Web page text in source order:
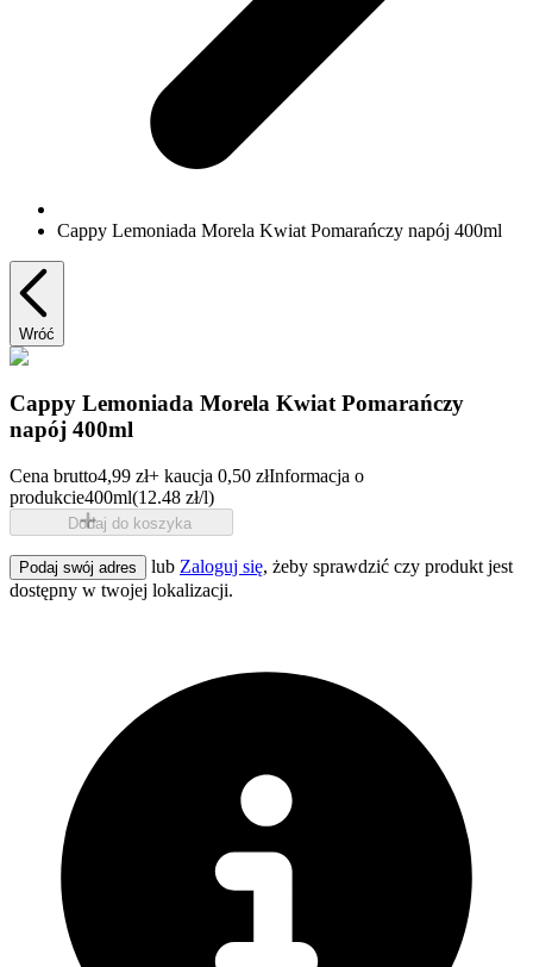
Cappy Lemoniada Morela Kwiat Pomarańczy napój 400ml
Wróć
Cappy Lemoniada Morela Kwiat Pomarańczy
napój 400ml
Cena brutto4,99 zł+ kaucja 0,50 złInformacja o
produkcie400ml(12.48 zł/l)
Dodaj do koszyka
Podaj swój adres lub Zaloguj się, żeby sprawdzić czy produkt jest
dostępny w twojej lokalizacji.